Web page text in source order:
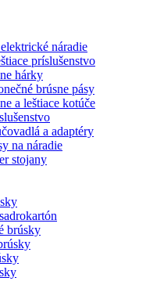
náradie
príslušenstvo
hárky
brúsne pásy
a leštiace kotúče
a adaptéry
na náradie
stojany
brúsky